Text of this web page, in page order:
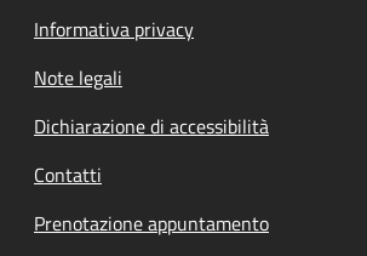
Informativa privacy
Note legali
Dichiarazione di accessibilità
Contatti
Prenotazione appuntamento